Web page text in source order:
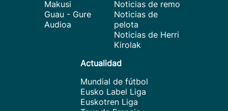
Makusi
Guau - Gure
Audioa
Noticias de remo
Noticias de
pelota
Noticias de Herri
Kirolak
Actualidad
Mundial de fútbol
Eusko Label Liga
Euskotren Liga